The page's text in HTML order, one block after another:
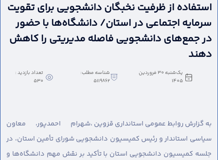
استفاده از ظرفیت نخبگان دانشجویی برای تقویت
سرمایه اجتماعی در استان/ دانشگاه‌ها با حضور
در جمع‌های دانشجویی فاصله مدیریتی را کاهش
دهند
یک‌شنبه 30 فروردین
1405
شناسه مطلب:
5119862
تعداد بازدید :
530
به گزارش روابط عمومی استانداری قزوین ،شهرام احمدپور، معاون
سیاسی استاندار و رئیس کمیسیون دانشجویی شورای تأمین استان، در
جلسه کمیسیون دانشجویی استان با تأکید بر نقش مهم دانشگاه‌ها و